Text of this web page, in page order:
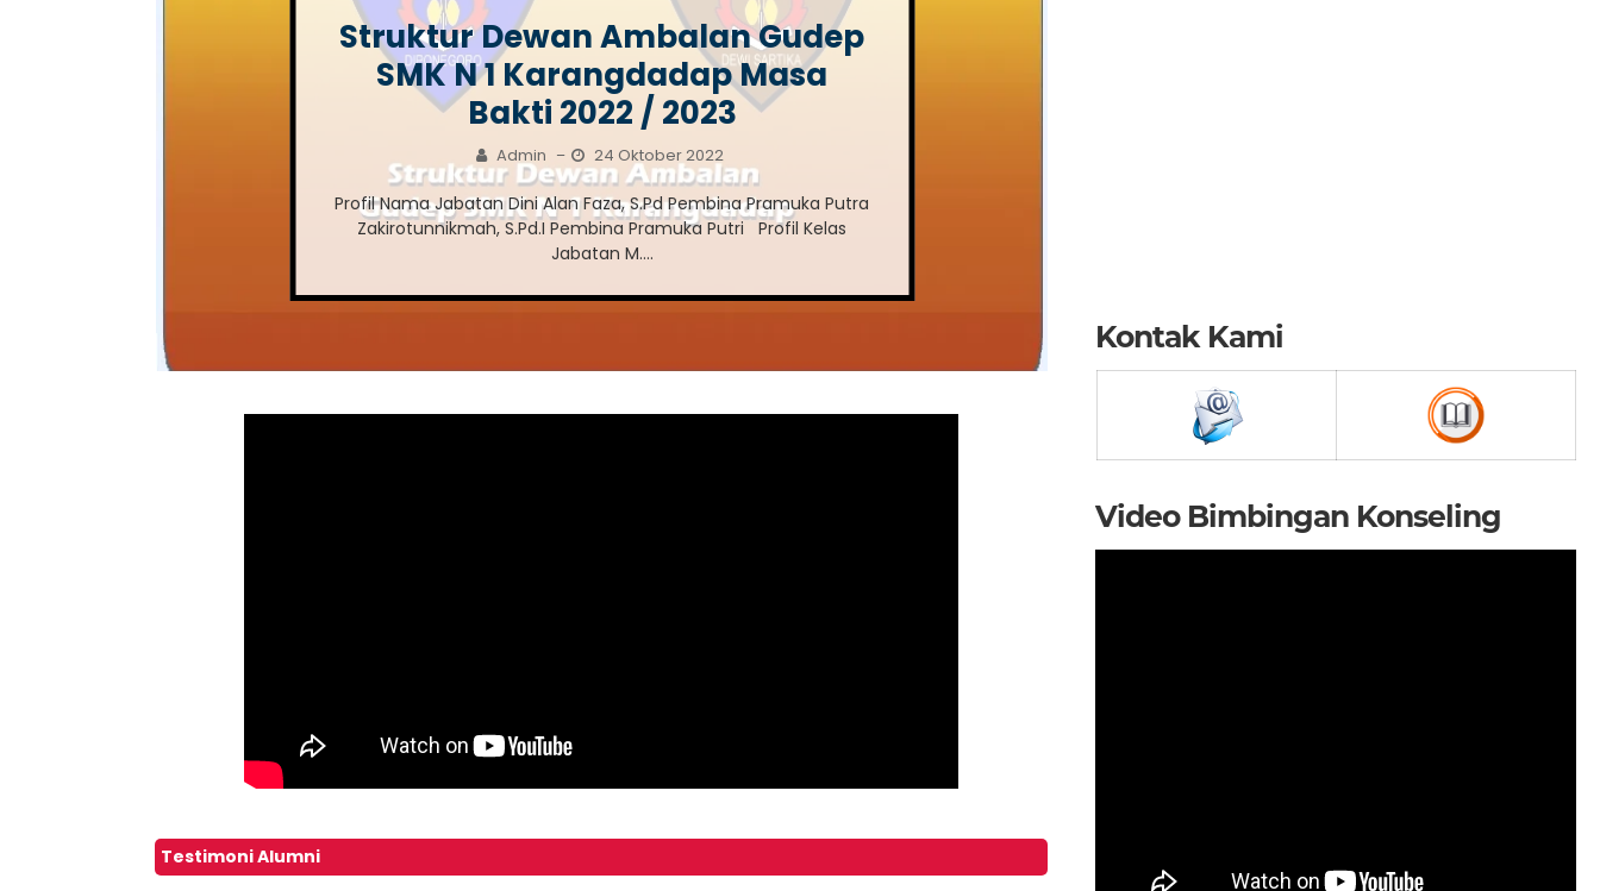
Struktur Dewan Ambalan Gudep
SMK N 1 Karangdadap Masa
Bakti 2022 / 2023
Admin – 24 Oktober 2022
Profil Nama Jabatan Dini Alan Faza, S.Pd Pembina Pramuka Putra
Zakirotunnikmah, S.Pd.I Pembina Pramuka Putri Profil Kelas
Jabatan M....
Testimoni Alumni
Kontak Kami
Video Bimbingan Konseling